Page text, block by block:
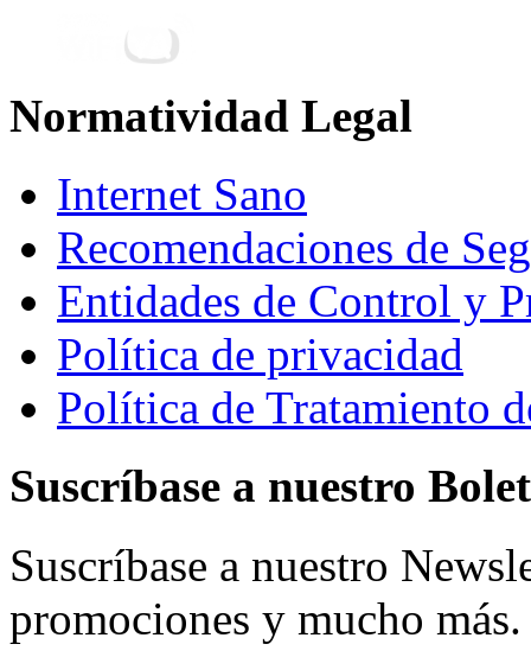
Normatividad Legal
Internet Sano
Recomendaciones de
Entidades de Control y
Política de privacidad
Política de Tratamiento
Suscríbase a nuestro
Suscríbase a nuestro
promociones y mucho más.